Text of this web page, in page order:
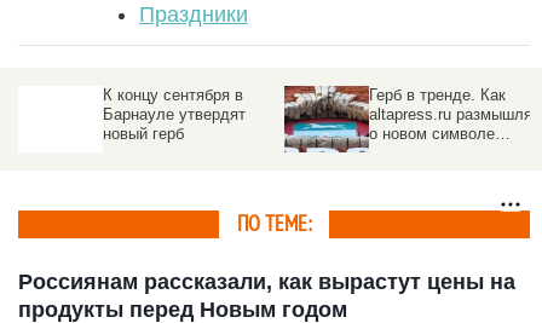
Праздники
К концу сентября в
Барнауле утвердят
новый герб
Герб в тренде. Как
altapress.ru размышлял
о новом символе
ПО ТЕМЕ:
Россиянам рассказали, как вырастут цены на
продукты перед Новым годом